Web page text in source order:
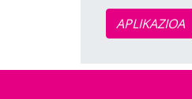
APLIKAZIOA